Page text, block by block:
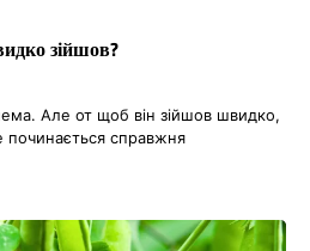
зійшов?
Але от щоб він зійшов швидко,
справжня